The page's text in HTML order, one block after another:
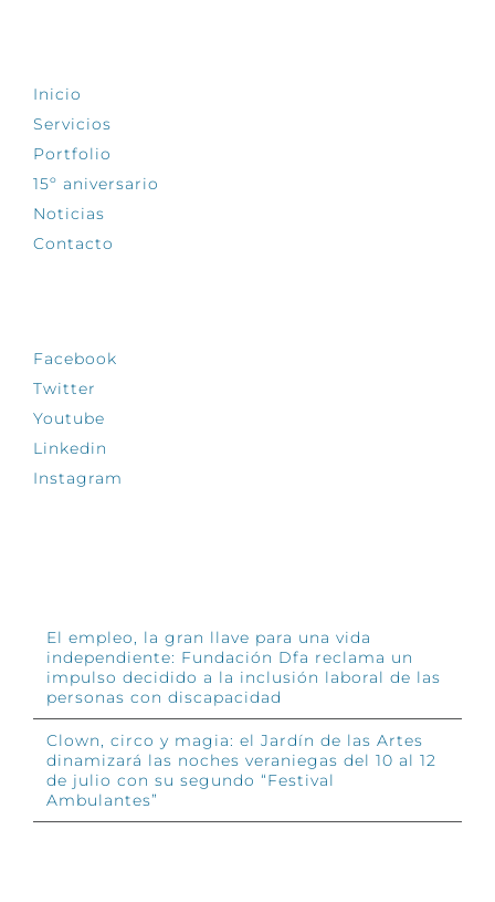
Inicio
Servicios
Portfolio
15º aniversario
Noticias
Contacto
Facebook
Twitter
Youtube
Linkedin
Instagram
El empleo, la gran llave para una vida
independiente: Fundación Dfa reclama un
impulso decidido a la inclusión laboral de las
personas con discapacidad
Clown, circo y magia: el Jardín de las Artes
dinamizará las noches veraniegas del 10 al 12
de julio con su segundo “Festival
Ambulantes”